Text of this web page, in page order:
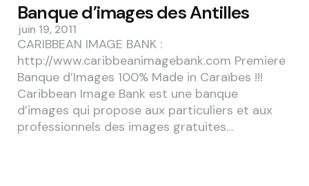
Banque d’images des Antilles
juin 19, 2011
CARIBBEAN IMAGE BANK :
http://www.caribbeanimagebank.com Premiere
Banque d’Images 100% Made in Caraïbes !!!
Caribbean Image Bank est une banque
d’images qui propose aux particuliers et aux
professionnels des images gratuites…